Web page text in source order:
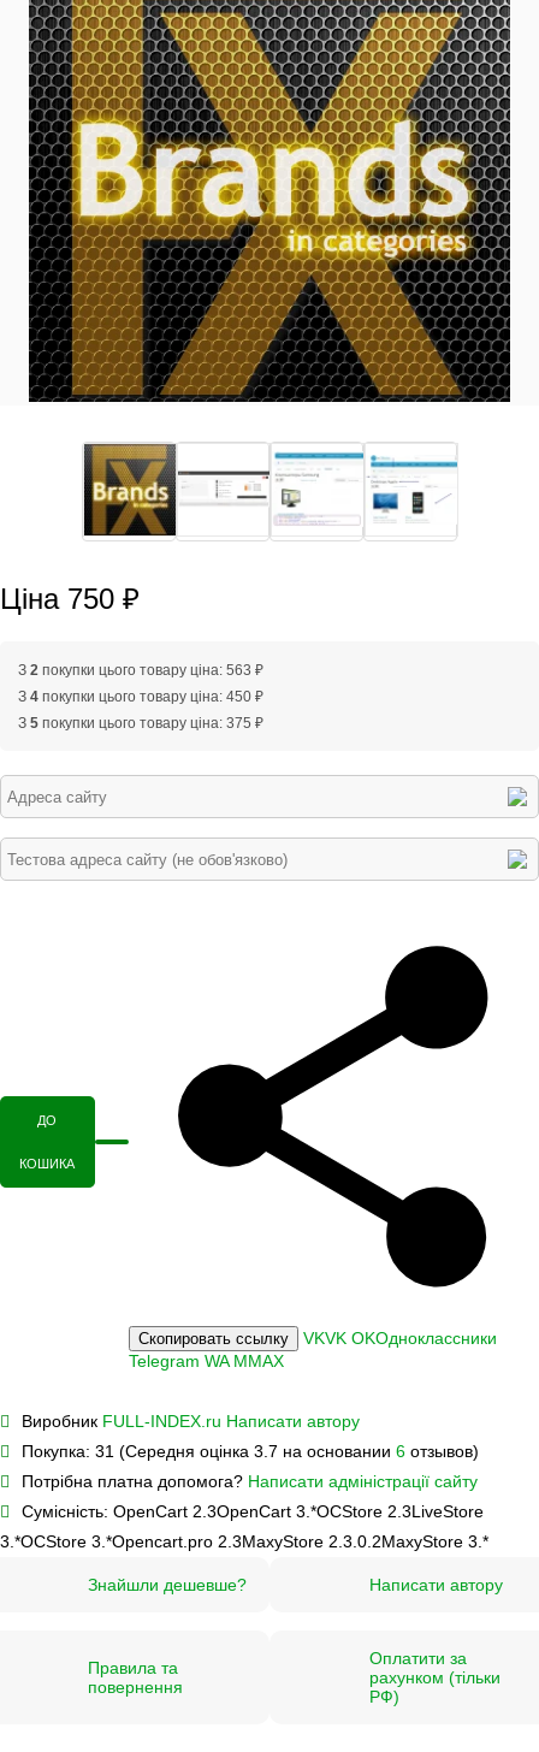
Ціна 750 ₽
З 2 покупки цього товару ціна: 563 ₽
З 4 покупки цього товару ціна: 450 ₽
З 5 покупки цього товару ціна: 375 ₽
ДО
КОШИКА
Скопировать ссылку VKVK OKОдноклассники
Telegram WA MMAX
Виробник FULL-INDEX.ru Написати автору
Покупка: 31 (Середня оцінка 3.7 на основании 6 отзывов)
Потрібна платна допомога? Написати адміністрації сайту
Сумісність: OpenCart 2.3OpenCart 3.*OCStore 2.3LiveStore
3.*OCStore 3.*Opencart.pro 2.3MaxyStore 2.3.0.2MaxyStore 3.*
Знайшли дешевше? Написати автору
Правила та
повернення
Оплатити за
рахунком (тільки
РФ)